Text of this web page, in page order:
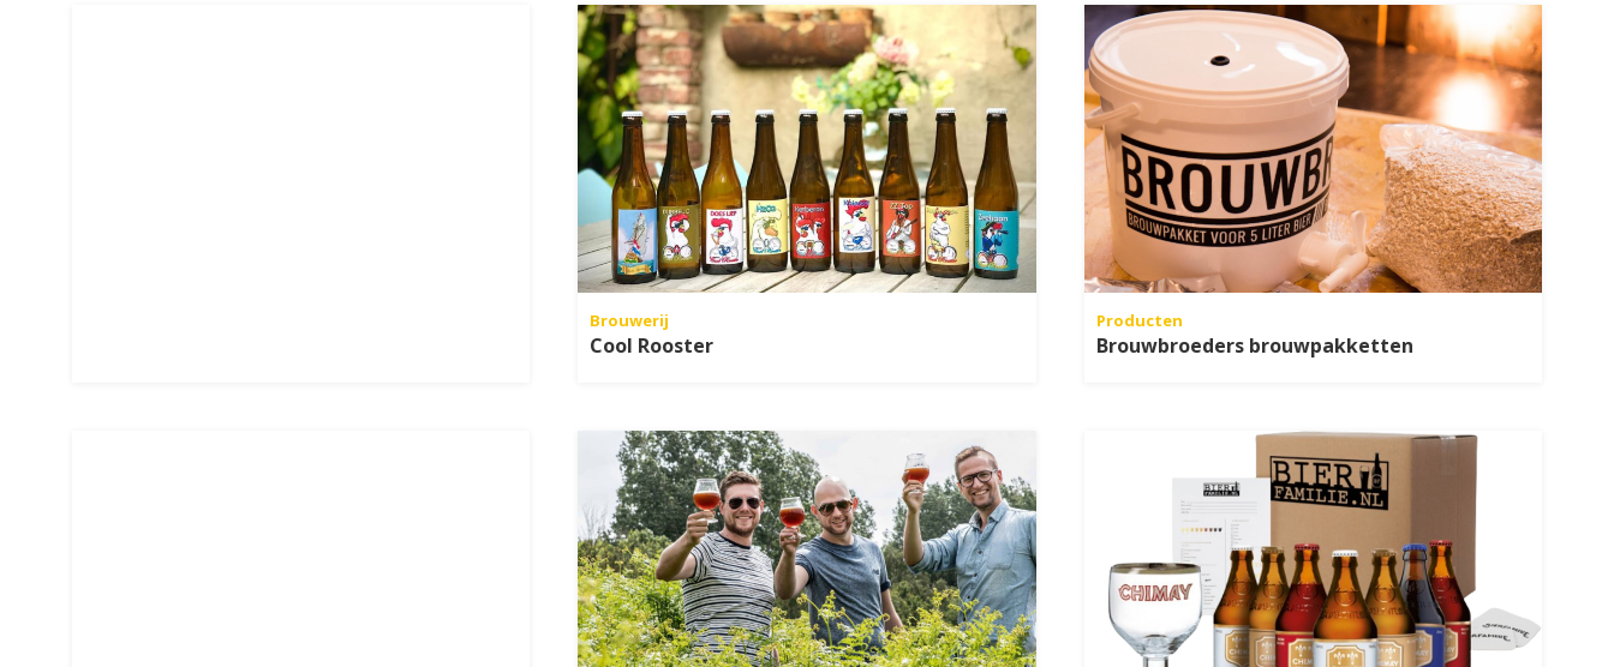
Brouwerij
Cool Rooster
Producten
Brouwbroeders brouwpakketten